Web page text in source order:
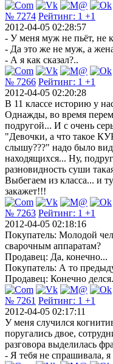
№ 7274 Рейтинг: 1 +1
2012-04-05 02:28:57
- У меня муж не пьёт, не
- Да это же не муж, а
- А я как сказал?..
№ 7266 Рейтинг: 1 +1
2012-04-05 02:20:28
В 11 классе историю у
Однажды, во время
подругой... И с очень
"Девочки, а что такое
слышу???" надо было
находящихся... Ну,
разновидность суши
Выбегаем из класса... и
закажет!!!
№ 7263 Рейтинг: 1 +1
2012-04-05 02:18:16
Покупатель: Молодой
сварочным аппаратам?
Продавец: Да, конечно...
Покупатель: А то
Продавец: Конечно
№ 7261 Рейтинг: 1 +1
2012-04-05 02:17:11
У меня случился
поругались двое,
разговора выделилась
- Я тебя не спрашивала, я